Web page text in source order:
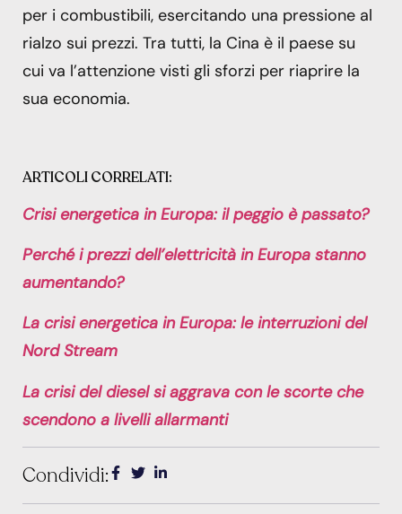
per i combustibili, esercitando una pressione al
rialzo sui prezzi. Tra tutti, la Cina è il paese su
cui va l’attenzione visti gli sforzi per riaprire la
sua economia.
ARTICOLI CORRELATI:
Crisi energetica in Europa: il peggio è passato?
Perché i prezzi dell’elettricità in Europa stanno
aumentando?
La crisi energetica in Europa: le interruzioni del
Nord Stream
La crisi del diesel si aggrava con le scorte che
scendono a livelli allarmanti
Condividi: